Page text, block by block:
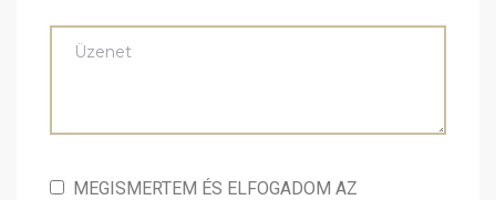
MEGISMERTEM ÉS ELFOGADOM AZ